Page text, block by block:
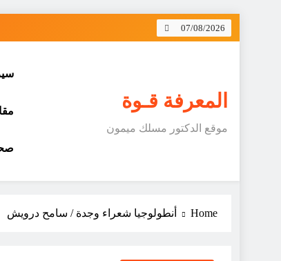
Skip
07/08/2026
المعرفة قـوة
موقع الدكتور مسلك ميمون
Home أنطولوجيا شعراء وجدة / سامح درويش